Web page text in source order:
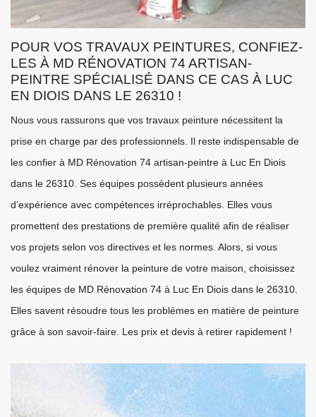
POUR VOS TRAVAUX PEINTURES, CONFIEZ-
LES À MD RÉNOVATION 74 ARTISAN-
PEINTRE SPÉCIALISÉ DANS CE CAS À LUC
EN DIOIS DANS LE 26310 !
Nous vous rassurons que vos travaux peinture nécessitent la
prise en charge par des professionnels. Il reste indispensable de
les confier à MD Rénovation 74 artisan-peintre à Luc En Diois
dans le 26310. Ses équipes possèdent plusieurs années
d’expérience avec compétences irréprochables. Elles vous
promettent des prestations de première qualité afin de réaliser
vos projets selon vos directives et les normes. Alors, si vous
voulez vraiment rénover la peinture de votre maison, choisissez
les équipes de MD Rénovation 74 à Luc En Diois dans le 26310.
Elles savent résoudre tous les problèmes en matière de peinture
grâce à son savoir-faire. Les prix et devis à retirer rapidement !